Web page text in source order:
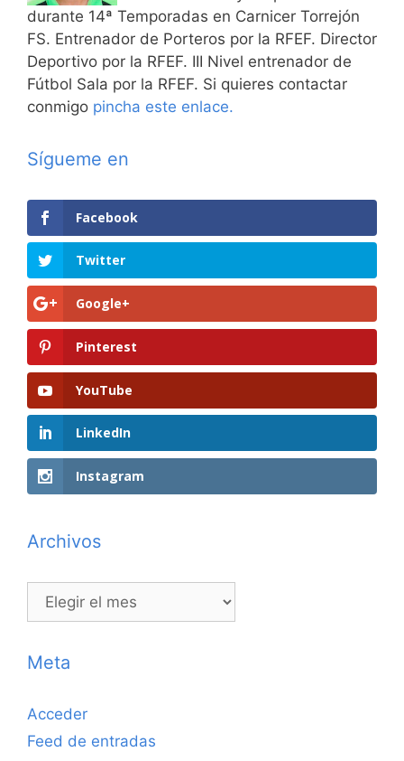
durante 14ª Temporadas en Carnicer Torrejón
FS. Entrenador de Porteros por la RFEF. Director
Deportivo por la RFEF. III Nivel entrenador de
Fútbol Sala por la RFEF. Si quieres contactar
conmigo pincha este enlace.
Sígueme en
Facebook
Twitter
Google+
Pinterest
YouTube
LinkedIn
Instagram
Archivos
Archivos
Meta
Acceder
Feed de entradas